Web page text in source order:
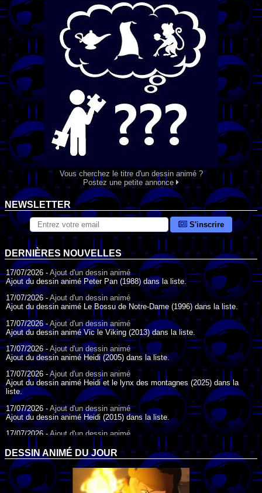
Vous cherchez le titre d'un dessin animé ?
Postez une petite annonce
NEWSLETTER
S'inscrire
DERNIÈRES NOUVELLES
17/07/2026 - Ajout d'un dessin animé
Ajout du dessin animé Peter Pan (1988) dans la liste.
17/07/2026 -Ajout d'un dessin animé
Ajout du dessin animé Le Bossu de Notre-Dame (1996) dans la liste.
17/07/2026 -Ajout d'un dessin animé
Ajout du dessin animé Vic le Viking (2013) dans la liste.
17/07/2026 - Ajout d'un dessin animé
Ajout du dessin animé Heidi (2005) dans la liste.
17/07/2026 - Ajout d'un dessin animé
Ajout du dessin animé Heidi et le lynx des montagnes (2025) dans la
liste.
17/07/2026 - Ajout d'un dessin animé
Ajout du dessin animé Heidi (2015) dans la liste.
17/07/2026 -Ajout d'un dessin animé
Ajout du dessin animé Heidi (1995) dans la liste.
09/07/2026 -Ajout d'un dessin animé
Ajout du dessin animé Genki l'Aventurier de la Chance (2006) dans la
liste.
DESSIN ANIMÉ DU JOUR